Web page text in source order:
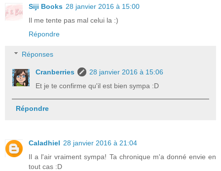
Siji Books 28 janvier 2016 à 15:00
Il me tente pas mal celui la :)
Répondre
Réponses
Cranberries
28 janvier 2016 à 15:06
Et je te confirme qu'il est bien sympa :D
Répondre
Caladhiel 28 janvier 2016 à 21:04
Il a l'air vraiment sympa! Ta chronique m'a donné envie en
tout cas :D